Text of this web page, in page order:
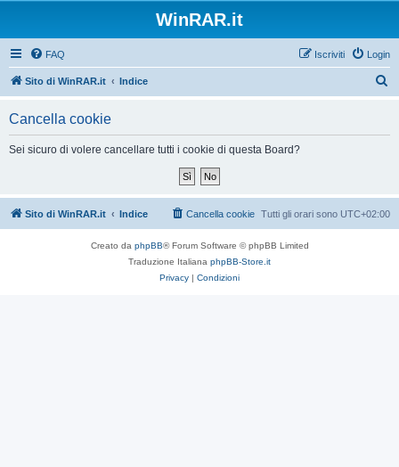
WinRAR.it
FAQ Login
Iscriviti
Sito di WinRAR.it Indice
Cancella cookie
Sei sicuro di volere cancellare tutti i cookie di questa Board?
Sito di WinRAR.it Indice Tutti gli orari sono UTC+02:00
Cancella cookie
Creato da phpBB® Forum Software © phpBB Limited
Traduzione Italiana phpBB-Store.it
Privacy | Condizioni